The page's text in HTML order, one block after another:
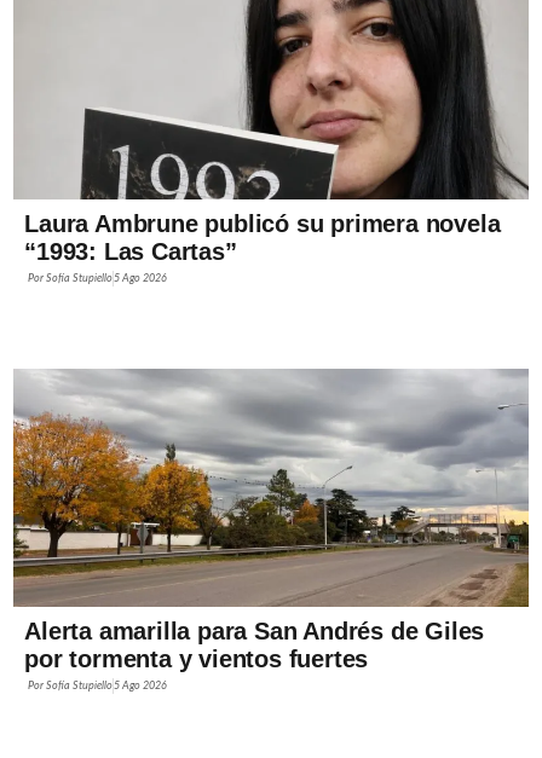
Laura Ambrune publicó su primera novela
“1993: Las Cartas”
PorSofía Stupiello 5 Ago 2026
Alerta amarilla para San Andrés de Giles
por tormenta y vientos fuertes
PorSofía Stupiello 5 Ago 2026